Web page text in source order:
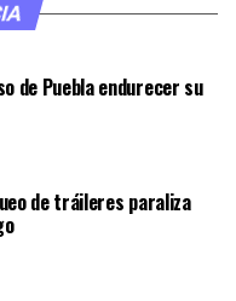
de Puebla endurecer su
de tráileres paraliza